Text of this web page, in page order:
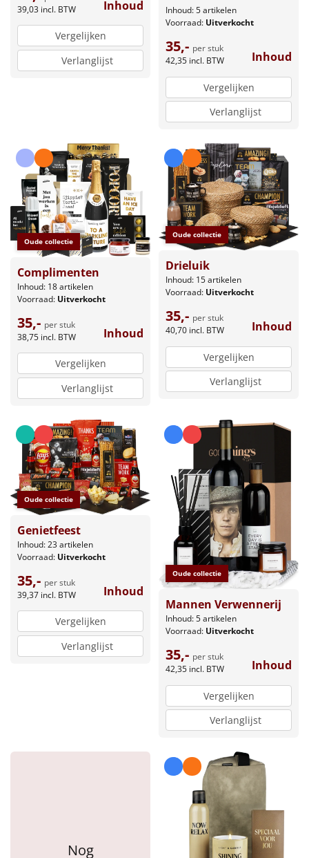
39,03 incl. BTW Inhoud
Vergelijken
Verlanglijst
Inhoud: 5 artikelen
Voorraad: Uitverkocht
35,- per stuk
42,35 incl. BTW Inhoud
Vergelijken
Verlanglijst
Oude collectie
Complimenten
Inhoud: 18 artikelen
Voorraad: Uitverkocht
35,- per stuk
38,75 incl. BTW Inhoud
Vergelijken
Verlanglijst
Oude collectie
Drieluik
Inhoud: 15 artikelen
Voorraad: Uitverkocht
35,- per stuk
40,70 incl. BTW Inhoud
Vergelijken
Verlanglijst
Oude collectie
Genietfeest
Inhoud: 23 artikelen
Voorraad: Uitverkocht
35,- per stuk
39,37 incl. BTW Inhoud
Vergelijken
Verlanglijst
Oude collectie
Mannen Verwennerij
Inhoud: 5 artikelen
Voorraad: Uitverkocht
35,- per stuk
42,35 incl. BTW Inhoud
Vergelijken
Verlanglijst
Nog